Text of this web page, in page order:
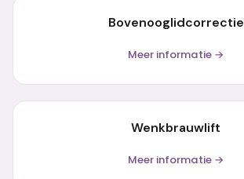
Bovenooglidcorrectie
Meer informatie →
Wenkbrauwlift
Meer informatie →